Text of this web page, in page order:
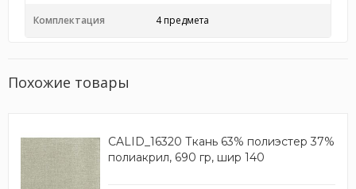
Комплектация 4 предмета
Похожие товары
CALID_16320 Ткань 63% полиэстер 37%
полиакрил, 690 гр, шир 140